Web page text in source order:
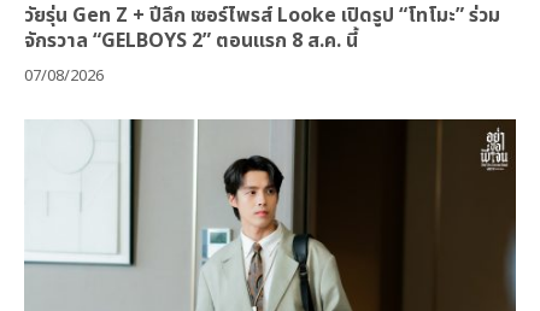
วัยรุ่น Gen Z + ปีลึก เซอร์ไพรส์ Looke เปิดรูป “โทโมะ” ร่วม
จักรวาล “GELBOYS 2” ตอนแรก 8 ส.ค. นี้
07/08/2026